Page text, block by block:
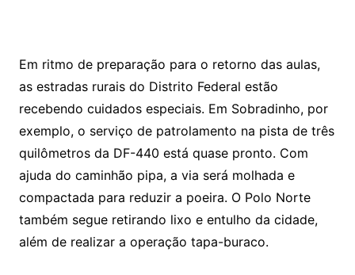
Em ritmo de preparação para o retorno das aulas,
as estradas rurais do Distrito Federal estão
recebendo cuidados especiais. Em Sobradinho, por
exemplo, o serviço de patrolamento na pista de três
quilômetros da DF-440 está quase pronto. Com
ajuda do caminhão pipa, a via será molhada e
compactada para reduzir a poeira. O Polo Norte
também segue retirando lixo e entulho da cidade,
além de realizar a operação tapa-buraco.